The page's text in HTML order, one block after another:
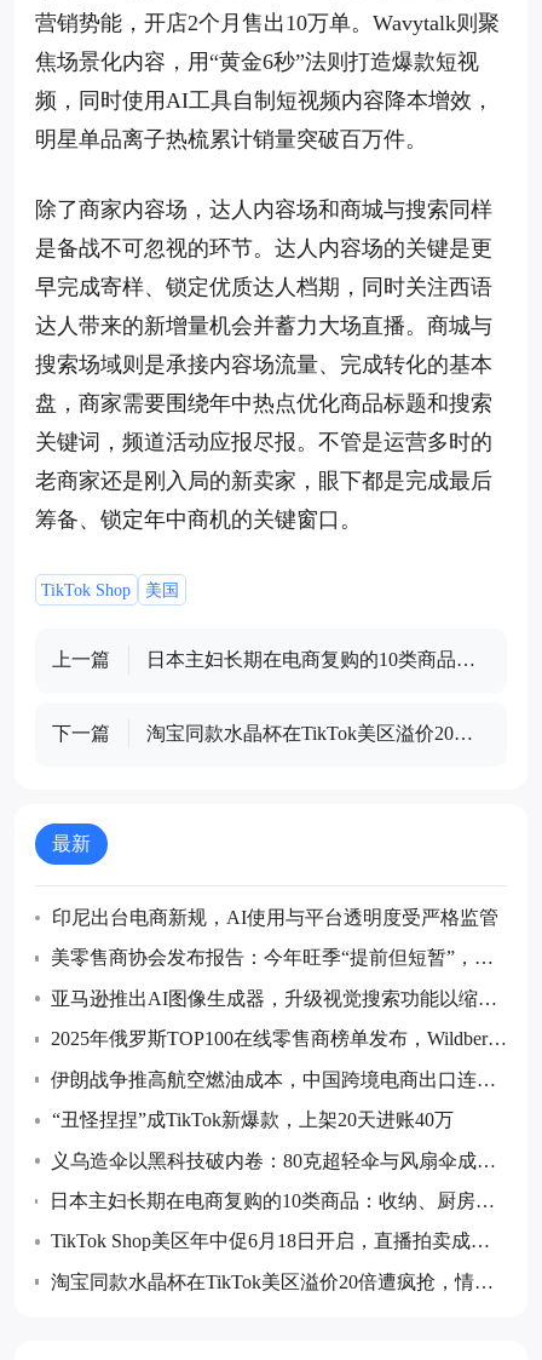
营销势能，开店2个月售出10万单。Wavytalk则聚
焦场景化内容，用“黄金6秒”法则打造爆款短视
频，同时使用AI工具自制短视频内容降本增效，
明星单品离子热梳累计销量突破百万件。
除了商家内容场，达人内容场和商城与搜索同样
是备战不可忽视的环节。达人内容场的关键是更
早完成寄样、锁定优质达人档期，同时关注西语
达人带来的新增量机会并蓄力大场直播。商城与
搜索场域则是承接内容场流量、完成转化的基本
盘，商家需要围绕年中热点优化商品标题和搜索
关键词，频道活动应报尽报。不管是运营多时的
老商家还是刚入局的新卖家，眼下都是完成最后
筹备、锁定年中商机的关键窗口。
TikTok Shop 美国
上一篇
日本主妇长期在电商复购的10类商品：
下一篇
淘宝同款水晶杯在TikTok美区溢价20倍
最新
印尼出台电商新规，AI使用与平台透明度受严格监管
美零售商协会发布报告：今年旺季“提前但短暂”，预
计7月后货量回落
亚马逊推出AI图像生成器，升级视觉搜索功能以缩小
购物搜索范围
2025年俄罗斯TOP100在线零售商榜单发布，Wildberrie
s和Ozon继续领跑
伊朗战争推高航空燃油成本，中国跨境电商出口连续
五个月同比下降
“丑怪捏捏”成TikTok新爆款，上架20天进账40万
义乌造伞以黑科技破内卷：80克超轻伞与风扇伞成全
球采购热点
日本主妇长期在电商复购的10类商品：收纳、厨房消
耗品与防灾储备等成跨境卖家布局重点
TikTok Shop美区年中促6月18日开启，直播拍卖成最
大增量玩法
淘宝同款水晶杯在TikTok美区溢价20倍遭疯抢，情绪